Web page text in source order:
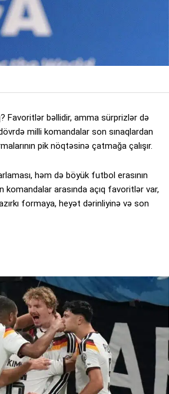
Favoritlər bəllidir, amma sürprizlər də
milli komandalar son sınaqlardan
pik nöqtəsinə çatmağa çalışır.
həm də böyük futbol erasının
komandalar arasında açıq favoritlər var,
formaya, heyət dərinliyinə və son